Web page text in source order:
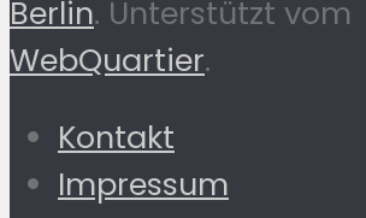
Berlin. Unterstützt vom
WebQuartier.
Kontakt
Impressum